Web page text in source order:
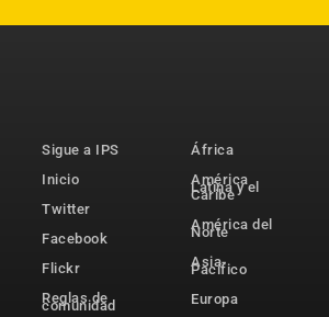
Sigue a IPS
Inicio
Twitter
Facebook
Flickr
Reglas de
comunidad
África
América
Latina y el
Caribe
América del
Norte
Asia-
Pacífico
Europa